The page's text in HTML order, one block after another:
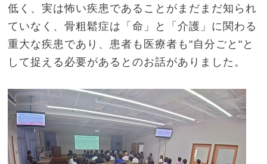
低く、実は怖い疾患であることがまだまだ知られ
ていなく、骨粗鬆症は「命」と「介護」に関わる
重大な疾患であり、患者も医療者も"自分ごと"と
して捉える必要があるとのお話がありました。